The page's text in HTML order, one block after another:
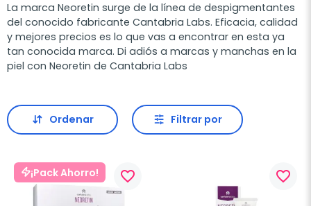
La marca Neoretin surge de la línea de despigmentantes
del conocido fabricante Cantabria Labs. Eficacia, calidad
y mejores precios es lo que vas a encontrar en esta ya
tan conocida marca. Di adiós a marcas y manchas en la
piel con Neoretin de Cantabria Labs
Ordenar Filtrar por
¡Pack Ahorro! favorite_border favorite_border